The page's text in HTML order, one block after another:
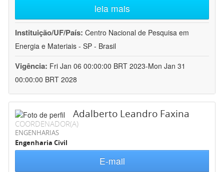
leia mais
Instituição/UF/País: Centro Nacional de Pesquisa em
Energia e Materiais - SP - Brasil
Vigência: Fri Jan 06 00:00:00 BRT 2023-Mon Jan 31
00:00:00 BRT 2028
Adalberto Leandro Faxina
COORDENADOR(A)
ENGENHARIAS
Engenharia Civil
E-mail